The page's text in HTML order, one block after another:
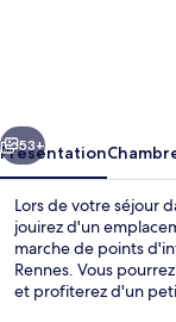
Suivant
53+
Présentation
Lors de votre séjour
jouirez d'un
marche de points
Rennes. Vous
et profiterez d'un